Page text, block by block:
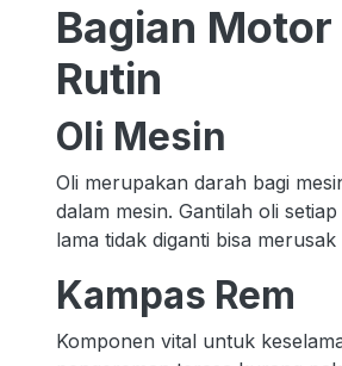
Bagian
Rutin
Oli Mesin
Oli merupakan darah bagi
dalam mesin. Gantilah oli
lama tidak diganti bisa
Kampas Rem
Komponen vital untuk